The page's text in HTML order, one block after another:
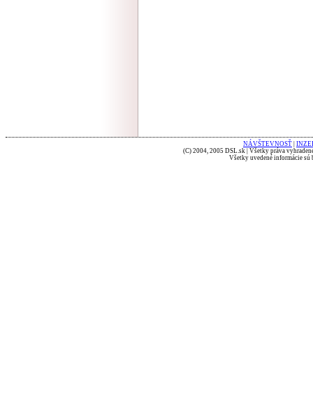
NÁVŠTEVNOSŤ
(C) 2004, 2005 DSL.sk | Všetky práva
Všetky uvedené informácie sú